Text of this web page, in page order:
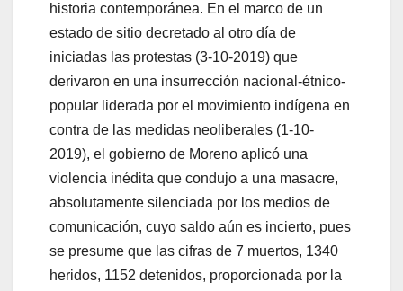
historia contemporánea. En el marco de un
estado de sitio decretado al otro día de
iniciadas las protestas (3-10-2019) que
derivaron en una insurrección nacional-étnico-
popular liderada por el movimiento indígena en
contra de las medidas neoliberales (1-10-
2019), el gobierno de Moreno aplicó una
violencia inédita que condujo a una masacre,
absolutamente silenciada por los medios de
comunicación, cuyo saldo aún es incierto, pues
se presume que las cifras de 7 muertos, 1340
heridos, 1152 detenidos, proporcionada por la